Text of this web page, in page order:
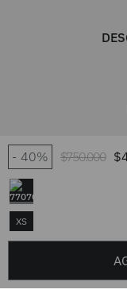
40% $750.000 $
XS
UNA MARCA